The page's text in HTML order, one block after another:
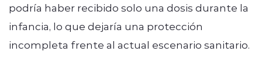
podría haber recibido solo una dosis durante la
infancia, lo que dejaría una protección
incompleta frente al actual escenario sanitario.